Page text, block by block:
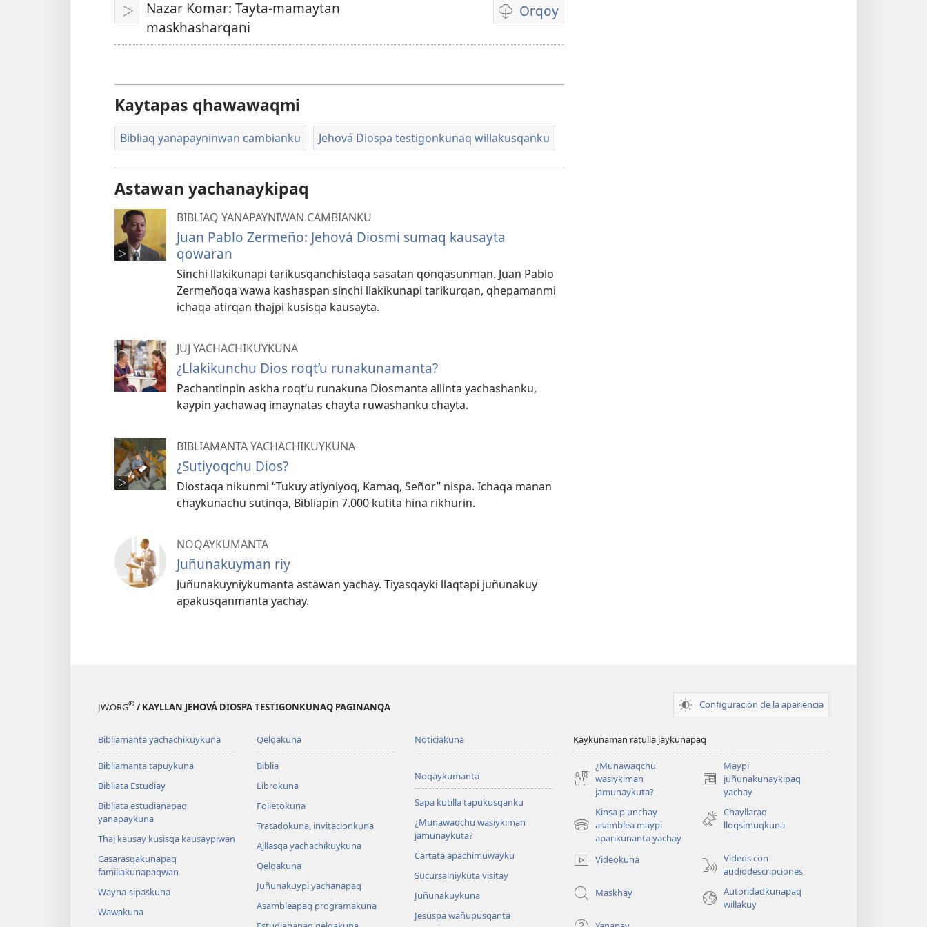
Qallariy
Nazar Komar: Tayta-mamaytan
maskhasharqani
Orqoy
Videopi
grabasqakunata
Kaytapas qhawawaqmi
Bibliaq yanapayninwan cambianku Jehová Diospa testigonkunaq willakusqanku
Astawan yachanaykipaq
BIBLIAQ YANAPAYNIWAN CAMBIANKU
Juan Pablo Zermeño: Jehová Diosmi sumaq kausayta
qowaran
Sinchi llakikunapi tarikusqanchistaqa sasatan qonqasunman. Juan Pablo
Zermeñoqa wawa kashaspan sinchi llakikunapi tarikurqan, qhepamanmi
ichaqa atirqan thajpi kusisqa kausayta.
JUJ YACHACHIKUYKUNA
¿Llakikunchu Dios roqt’u runakunamanta?
Pachantinpin askha roqt’u runakuna Diosmanta allinta yachashanku,
kaypin yachawaq imaynatas chayta ruwashanku chayta.
BIBLIAMANTA YACHACHIKUYKUNA
¿Sutiyoqchu Dios?
Diostaqa nikunmi “Tukuy atiyniyoq, Kamaq, Señor” nispa. Ichaqa manan
chaykunachu sutinqa, Bibliapin 7.000 kutita hina rikhurin.
NOQAYKUMANTA
Juñunakuyman riy
Juñunakuyniykumanta astawan yachay. Tiyasqayki llaqtapi juñunakuy
apakusqanmanta yachay.
JW.ORG® / KAYLLAN JEHOVÁ DIOSPA TESTIGONKUNAQ PAGINANQA Configuración de la apariencia
Bibliamanta yachachikuykuna
Bibliamanta tapuykuna
Bibliata Estudiay
Bibliata estudianapaq
yanapaykuna
Thaj kausay kusisqa kausaypiwan
Casarasqakunapaq
familiakunapaqwan
Wayna-sipaskuna
Wawakuna
Qelqakuna
Biblia
Librokuna
Folletokuna
Tratadokuna, invitacionkuna
Ajllasqa yachachikuykuna
Qelqakuna
Juñunakuypi yachanapaq
Asambleapaq programakuna
Noticiakuna
Noqaykumanta
Sapa kutilla tapukusqanku
¿Munawaqchu wasiykiman
jamunaykuta?
Cartata apachimuwayku
Sucursalniykuta visitay
Juñunakuykuna
Jesuspa wañupusqanta
Kaykunaman ratulla jaykunapaq
¿Munawaqchu
wasiykiman
jamunaykuta?
Maypi
juñunakunaykipaq
yachay
(abre
nueva
ventana)
Kinsa p'unchay
asamblea maypi
aparikunanta yachay
(abre
nueva
Chayllaraq
lloqsimuqkuna
Videokuna
Videos con
audiodescripciones
Maskhay
Autoridadkunapaq
willakuy